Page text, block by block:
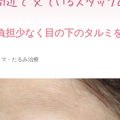
担少なく目の下のタルミ
・たるみ治療